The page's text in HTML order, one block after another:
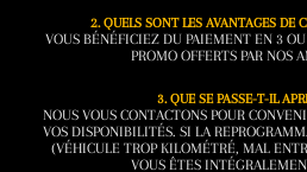
2. QUELS SONT LES AVANTAGES DE
VOUS BÉNÉFICIEZ DU PAIEMENT EN 3
PROMO OFFERTS PAR NOS
3. QUE SE PASSE-T-IL
NOUS VOUS CONTACTONS POUR
VOS DISPONIBILITÉS. SI LA
(VÉHICULE TROP KILOMÉTRÉ, MAL
VOUS ÊTES